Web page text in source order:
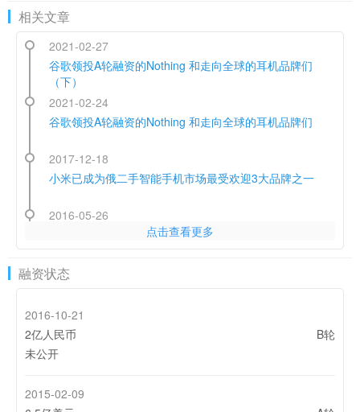
相关文章
2021-02-27
谷歌领投A轮融资的Nothing 和走向全球的耳机品牌们
（下）
2021-02-24
谷歌领投A轮融资的Nothing 和走向全球的耳机品牌们
2017-12-18
小米已成为俄二手智能手机市场最受欢迎3大品牌之一
2016-05-26
IUNI出海背后：小众手机厂商生存难
2016-05-13
售价9999印度卢比 魅蓝note3进军印度市场
点击查看更多
融资状态
2016-10-21
B轮
2亿人民币
未公开
2015-02-09